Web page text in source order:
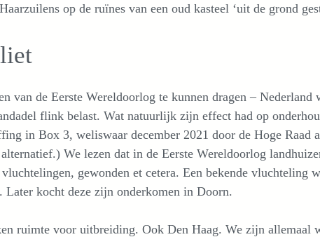
op de ruïnes van een oud kasteel ‘uit de grond
van de Eerste Wereldoorlog te kunnen dragen –
flink belast. Wat natuurlijk zijn effect had op
in Box 3, weliswaar december 2021 door de Hoge Raad
alternatief.) We lezen dat in de Eerste Wereldoorlog
gewonden et cetera. Een bekende vluchteling
Later kocht deze zijn onderkomen in Doorn.
ruimte voor uitbreiding. Ook Den Haag. We zijn allemaal